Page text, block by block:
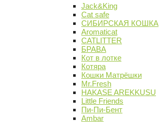
Jack&King
Cat safe
СИБИРСКАЯ КОШКА
Aromaticat
CATLITTER
БРАВА
Кот в лотке
Котяра
Кошки Матрёшки
Mr.Fresh
HAKASE AREKKUSU
Little Friends
Пи-Пи-Бент
Ambar